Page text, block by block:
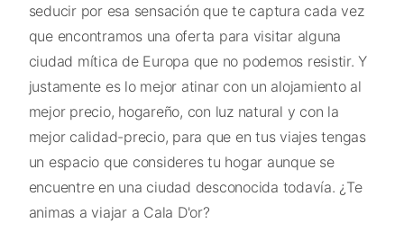
seducir por esa sensación que te captura cada vez
que encontramos una oferta para visitar alguna
ciudad mítica de Europa que no podemos resistir. Y
justamente es lo mejor atinar con un alojamiento al
mejor precio, hogareño, con luz natural y con la
mejor calidad-precio, para que en tus viajes tengas
un espacio que consideres tu hogar aunque se
encuentre en una ciudad desconocida todavía. ¿Te
animas a viajar a Cala D'or?